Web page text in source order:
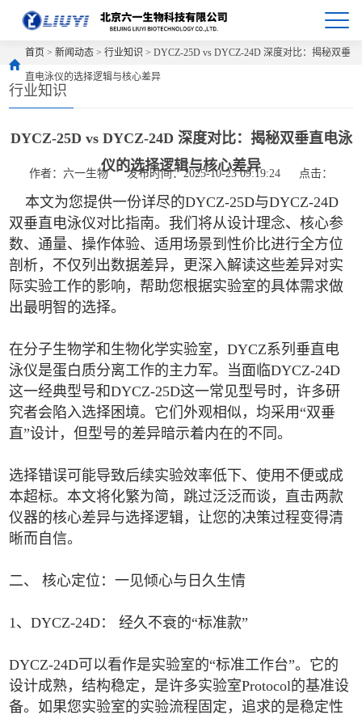
首页 >新闻动态 >行业知识 > DYCZ-25D vs DYCZ-24D 深度对比：揭秘双垂
直电泳仪的选择逻辑与核心差异
行业知识
DYCZ-25D vs DYCZ-24D 深度对比：揭秘双垂直电泳
仪的选择逻辑与核心差异
作者：六一生物 发布时间：2025-10-23 09:19:24 点击：
本文为您提供一份详尽的DYCZ-25D与DYCZ-24D
双垂直电泳仪对比指南。我们将从设计理念、核心参
数、通量、操作体验、适用场景到性价比进行全方位
剖析，不仅列出数据差异，更深入解读这些差异对实
际实验工作的影响，帮助您根据实验室的具体需求做
出最明智的选择。
在分子生物学和生物化学实验室，DYCZ系列垂直电
泳仪是蛋白质分离工作的主力军。当面临DYCZ-24D
这一经典型号和DYCZ-25D这一常见型号时，许多研
究者会陷入选择困境。它们外观相似，均采用“双垂
直”设计，但型号的差异暗示着内在的不同。
选择错误可能导致后续实验效率低下、使用不便或成
本超标。本文将化繁为简，跳过泛泛而谈，直击两款
仪器的核心差异与选择逻辑，让您的决策过程变得清
晰而自信。
二、 核心定位：一见倾心与日久生情
1、DYCZ-24D： 经久不衰的“标准款”
DYCZ-24D可以看作是实验室的“标准工作台”。它的
设计成熟，结构稳定，是许多实验室Protocol的基准设
备。如果您实验室的实验流程固定，追求的是稳定性